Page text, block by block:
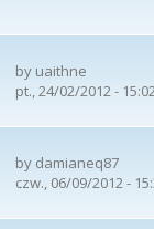
by uaithne
pt., 24/02/2012 -
by damianeq87
czw., 06/09/2012 -